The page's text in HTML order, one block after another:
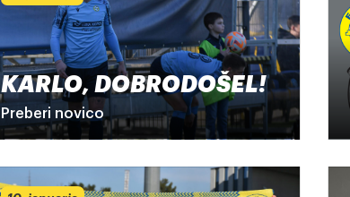
KARLO, DOBRODOŠEL!
Preberi novico